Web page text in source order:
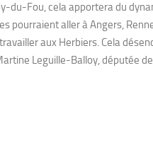
du-Fou, cela apportera du
pourraient aller à Angers,
aux Herbiers. Cela
Leguille-Balloy, députée